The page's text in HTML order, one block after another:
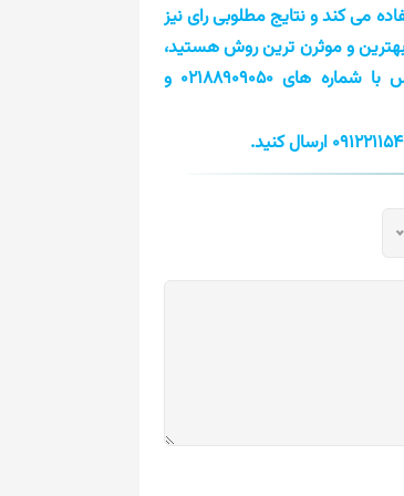
می کند و نتایج مطلوبی رای نیز
و موثرن ترین روش هستید،
و یا با تماس با شماره های 02188909050 و